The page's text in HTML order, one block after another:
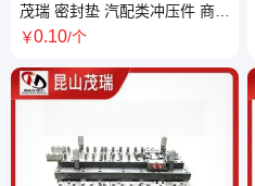
茂瑞 密封垫 汽配类冲压件 商家
服务专业 一站采购 品质保证 性
￥0.10/个